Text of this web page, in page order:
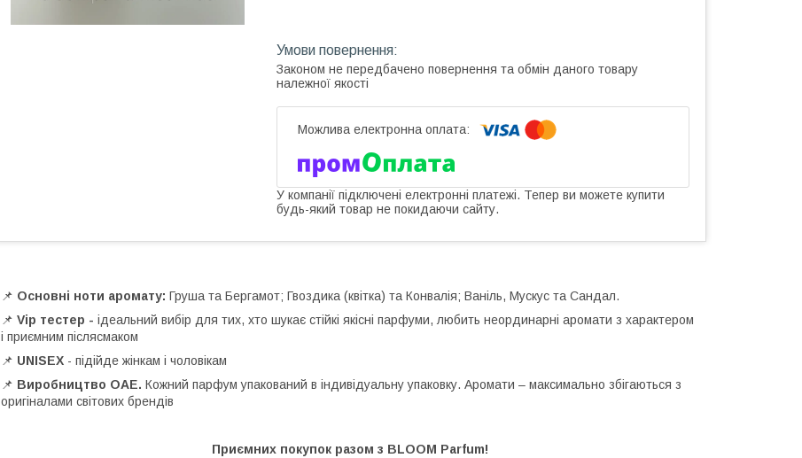
Законом не передбачено повернення та обмін даного товару
належної якості
У компанії підключені електронні платежі. Тепер ви можете купити
будь-який товар не покидаючи сайту.
📌 Основні ноти аромату: Груша та Бергамот; Гвоздика (квітка) та Конвалія; Ваніль, Мускус та Сандал.
📌 Vip тестер - ідеальний вибір для тих, хто шукає стійкі якісні парфуми, любить неординарні аромати з характером
і приємним післясмаком
📌 UNISEX - підійде жінкам і чоловікам
📌 Виробництво ОАЕ. Кожний парфум упакований в індивідуальну упаковку. Аромати – максимально збігаються з
оригіналами світових брендів
Приємних покупок разом з BLOOM Parfum!